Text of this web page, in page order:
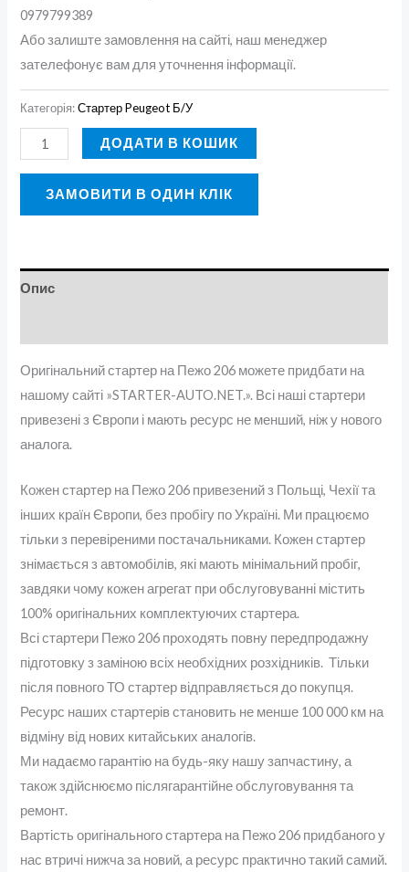
0979799389
Або залиште замовлення на сайті, наш менеджер
зателефонує вам для уточнення інформації.
Категорія:Стартер Peugeot Б/У
ДОДАТИ В КОШИК
ЗАМОВИТИ В ОДИН КЛІК
Опис
Оригінальний стартер на Пежо 206 можете придбати на
нашому сайті »STARTER-AUTO.NET.». Всі наші стартери
привезені з Європи і мають ресурс не менший, ніж у нового
аналога.
Кожен стартер на Пежо 206 привезений з Польщі, Чехії та
інших країн Європи, без пробігу по Україні. Ми працюємо
тільки з перевіреними постачальниками. Кожен стартер
знімається з автомобілів, які мають мінімальний пробіг,
завдяки чому кожен агрегат при обслуговуванні містить
100% оригінальних комплектуючих стартера.
Всі стартери Пежо 206 проходять повну передпродажну
підготовку з заміною всіх необхідних розхідників. Тільки
після повного ТО стартер відправляється до покупця.
Ресурс наших стартерів становить не менше 100 000 км на
відміну від нових китайських аналогів.
Ми надаємо гарантію на будь-яку нашу запчастину, а
також здійснюємо післягарантійне обслуговування та
ремонт.
Вартість оригінального стартера на Пежо 206 придбаного у
нас втричі нижча за новий, а ресурс практично такий самий.